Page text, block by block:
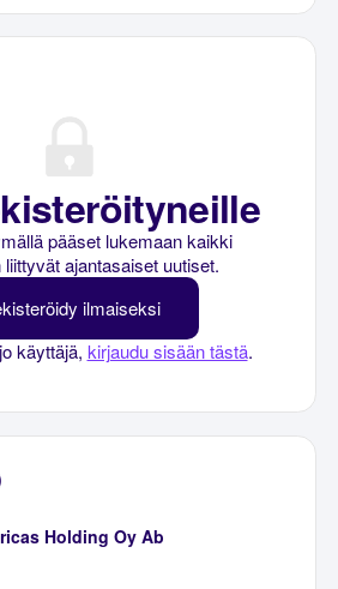
pääset lukemaan kaikki
ajantasaiset uutiset.
ilmaiseksi
käyttäjä, kirjaudu sisään tästä.
Holding Oy Ab